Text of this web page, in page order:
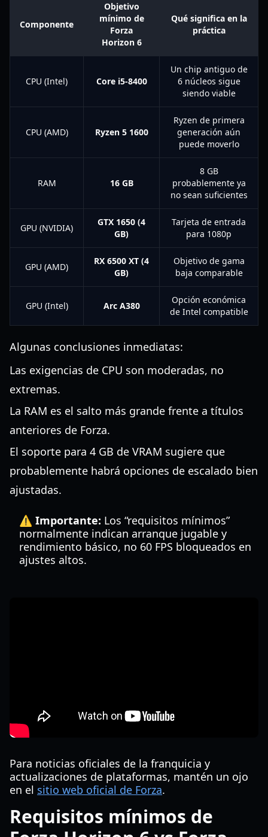
Componente
Objetivo
mínimo de
Forza
Horizon 6
Qué significa en la
práctica
CPU (Intel) Core i5-8400
Un chip antiguo de
6 núcleos sigue
siendo viable
CPU (AMD) Ryzen 5 1600
Ryzen de primera
generación aún
puede moverlo
RAM 16 GB
8 GB
probablemente ya
no sean suficientes
GPU (NVIDIA)
GTX 1650 (4
GB)
Tarjeta de entrada
para 1080p
GPU (AMD)
RX 6500 XT (4
GB)
Objetivo de gama
baja comparable
GPU (Intel) Arc A380
Opción económica
de Intel compatible
Algunas conclusiones inmediatas:
Las exigencias de CPU son moderadas, no
extremas.
La RAM es el salto más grande frente a títulos
anteriores de Forza.
El soporte para 4 GB de VRAM sugiere que
probablemente habrá opciones de escalado bien
ajustadas.
⚠️ Importante: Los “requisitos mínimos”
normalmente indican arranque jugable y
rendimiento básico, no 60 FPS bloqueados en
ajustes altos.
Para noticias oficiales de la franquicia y
actualizaciones de plataformas, mantén un ojo
en el sitio web oficial de Forza.
Requisitos mínimos de